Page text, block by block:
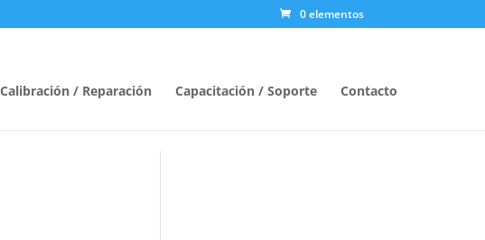
0 elementos
Calibración / Reparación Capacitación / Soporte
Contacto